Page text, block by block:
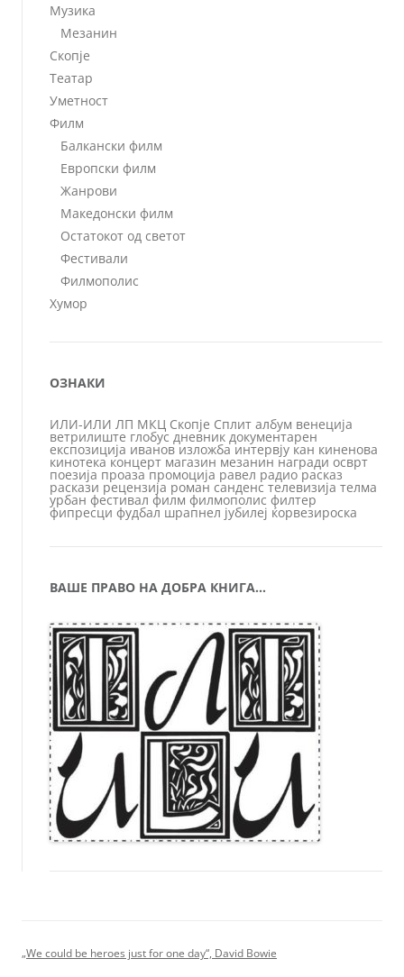
Музика
Мезанин
Скопје
Театар
Уметност
Филм
Балкански филм
Европски филм
Жанрови
Македонски филм
Остатокот од светот
Фестивали
Филмополис
Хумор
ОЗНАКИ
ИЛИ-ИЛИ ЛП МКЦ Скопје Сплит албум венеција
ветрилиште глобус дневник документарен
експозиција иванов изложба интервју кан киненова
кинотека концерт магазин мезанин награди осврт
поезија проаза промоција равел радио расказ
раскази рецензија роман санденс телевизија телма
урбан фестивал филм филмополис филтер
фипресци фудбал шрапнел јубилеј ќорвезироска
ВАШЕ ПРАВО НА ДОБРА КНИГА…
„We could be heroes just for one day“, David Bowie